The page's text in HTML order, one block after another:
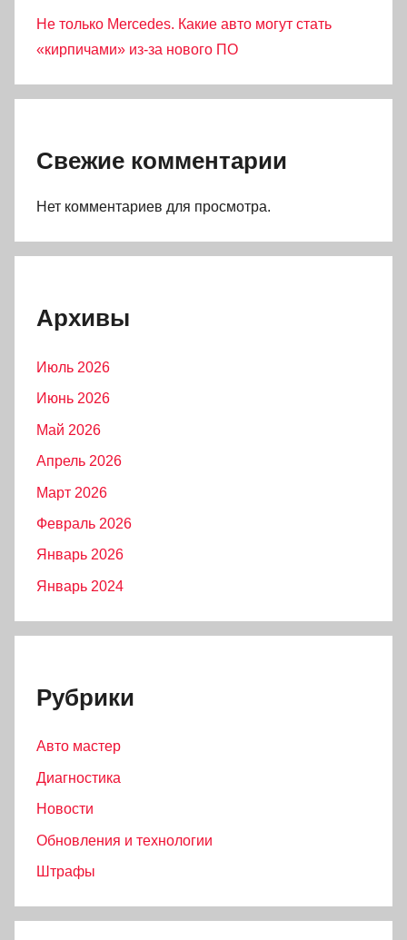
Не только Mercedes. Какие авто могут стать
«кирпичами» из-за нового ПО
Свежие комментарии
Нет комментариев для просмотра.
Архивы
Июль 2026
Июнь 2026
Май 2026
Апрель 2026
Март 2026
Февраль 2026
Январь 2026
Январь 2024
Рубрики
Авто мастер
Диагностика
Новости
Обновления и технологии
Штрафы